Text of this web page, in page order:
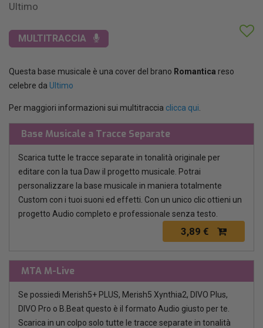
Ultimo
MULTITRACCIA
Questa base musicale è una cover del brano Romantica reso
celebre da Ultimo
Per maggiori informazioni sui multitraccia clicca qui
Base Musicale a Tracce Separate
Scarica tutte le tracce separate in tonalità originale per
editare con la tua Daw il progetto musicale. Potrai
personalizzare la base musicale in maniera totalmente
Custom con i tuoi suoni ed effetti. Con un unico clic ottieni un
progetto Audio completo e professionale senza testo.
3,89 €
MTA M-Live
Se possiedi Merish5+ PLUS, Merish5 Xynthia2, DIVO Plus,
DIVO Pro o B.Beat questo è il formato Audio giusto per te.
Scarica in un colpo solo tutte le tracce separate in tonalità